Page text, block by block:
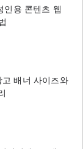
인용 콘텐츠 웹
배너 사이즈와